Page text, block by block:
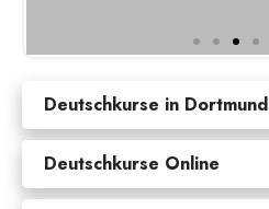
Deutschkurse in Dortmund
Deutschkurse Online